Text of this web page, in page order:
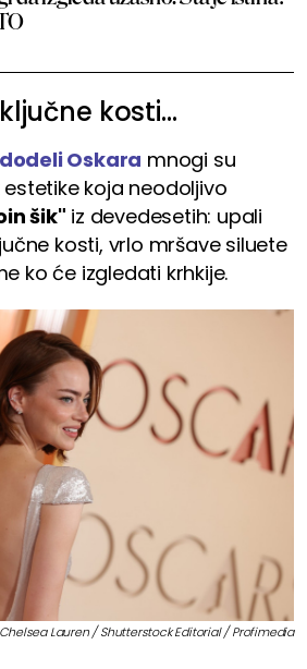
kosti...
dodeli Oskara mnogi su
koja neodoljivo
šik" iz devedesetih: upali
kosti, vrlo mršave siluete
ko će izgledati krhkije.
Chelsea Lauren / Shutterstock Editorial / Profimedia